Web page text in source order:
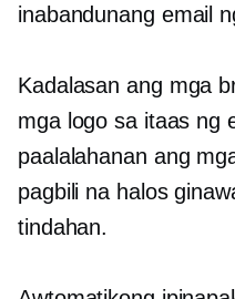
inabandunang email
Kadalasan ang mga
mga logo sa itaas ng
paalalahanan ang
pagbili na halos
tindahan.